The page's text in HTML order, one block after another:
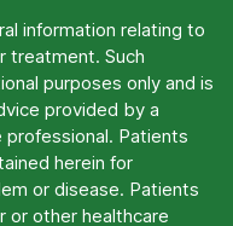
information relating to
treatment. Such
purposes only and is
provided by a
Patients
herein for
or disease. Patients
or other healthcare